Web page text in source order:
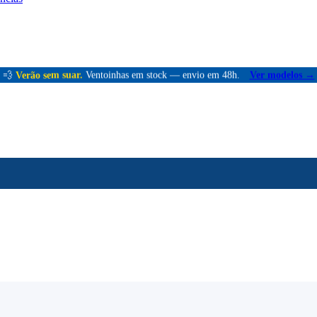
💨 Verão sem suar. Ventoinhas em stock — envio em 48h. Ver modelos →